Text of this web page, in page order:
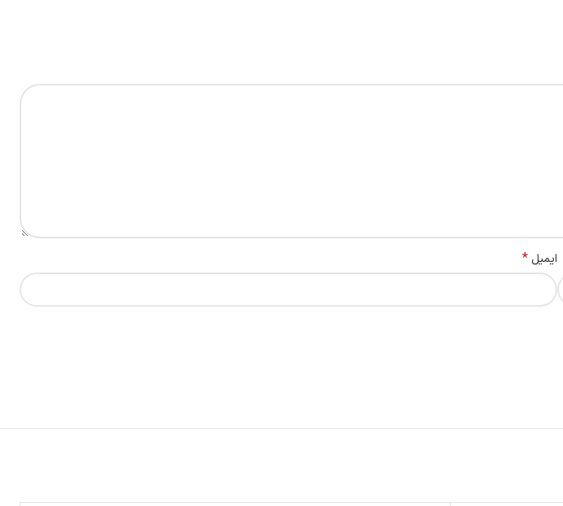
ایمیل *